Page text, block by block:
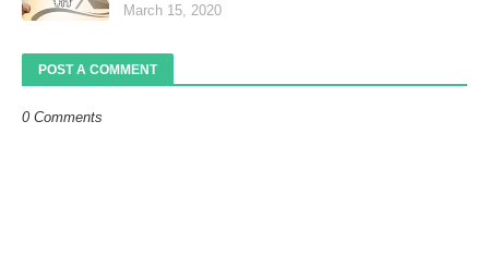
March 15, 2020
POST A COMMENT
0 Comments